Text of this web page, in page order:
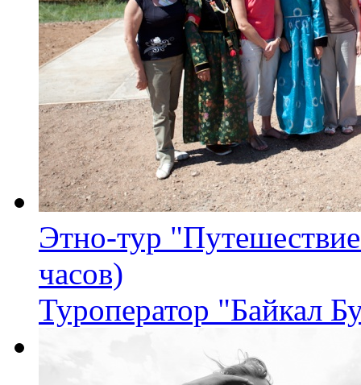
Этно-тур
часов)
Туроператор "Байкал